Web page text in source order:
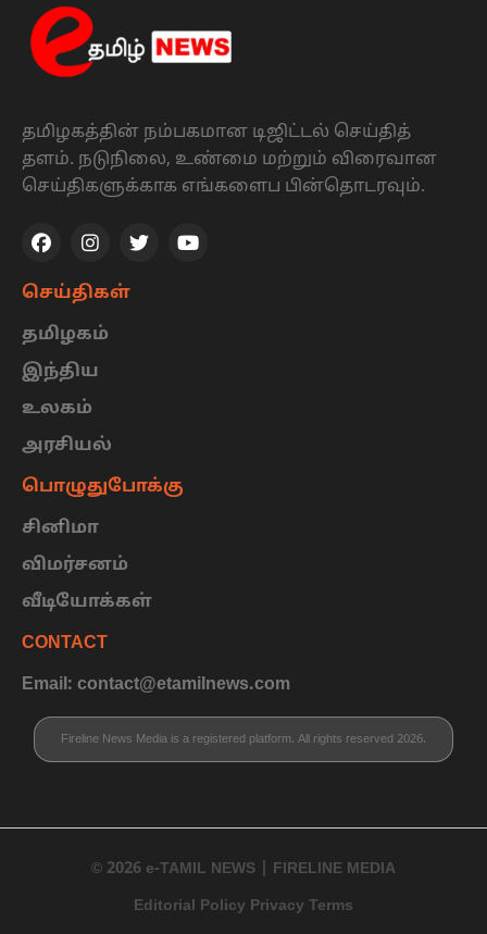
தமிழகத்தின் நம்பகமான டிஜிட்டல் செய்தித்
தளம். நடுநிலை, உண்மை மற்றும் விரைவான
செய்திகளுக்காக எங்களைப பின்தொடரவும்.
செய்திகள்
தமிழகம்
இந்திய
உலகம்
அரசியல்
பொழுதுபோக்கு
சினிமா
விமர்சனம்
வீடியோக்கள்
CONTACT
Email: contact@etamilnews.com
Fireline News Media is a registered platform. All rights reserved 2026.
© 2026 e-TAMIL NEWS | FIRELINE MEDIA
Editorial Policy Privacy Terms